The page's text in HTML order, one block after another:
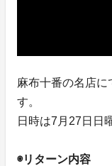
麻布十番の名店に
す。
日時は7月27日日
◉リターン内容